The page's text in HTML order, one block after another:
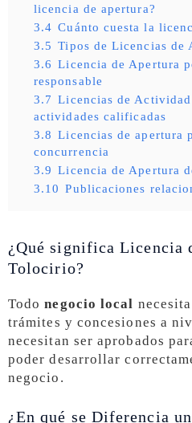
licencia de apertura?
3.4 Cuánto cuesta la
3.5 Tipos de Licencias de
3.6 Licencia de Apertura
responsable
3.7 Licencias de
actividades calificadas
3.8 Licencias de apertura
concurrencia
3.9 Licencia de Apertura
3.10 Publicaciones
¿Qué significa Licencia
Tolocirio?
Todonegocio local
trámites y concesiones a
necesitan ser aprobados
poder desarrollar
negocio.
¿En qué se Diferencia